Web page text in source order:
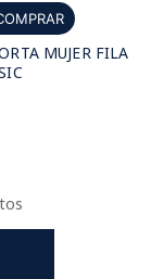
MUJER FILA